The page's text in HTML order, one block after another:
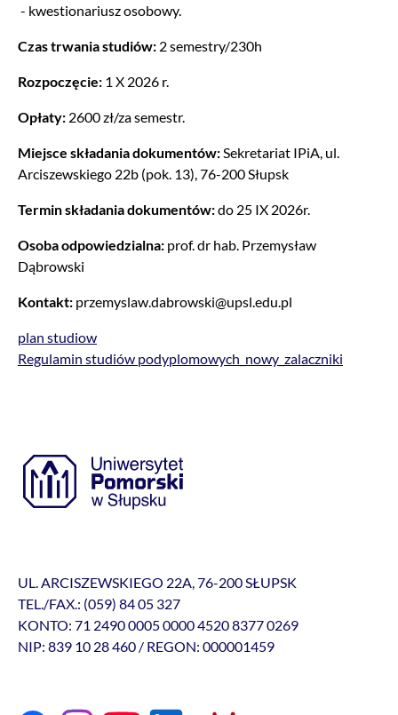
- kwestionariusz osobowy.
Czas trwania studiów: 2 semestry/230h
Rozpoczęcie: 1 X 2026 r.
Opłaty: 2600 zł/za semestr.
Miejsce składania dokumentów: Sekretariat IPiA, ul.
Arciszewskiego 22b (pok. 13), 76-200 Słupsk
Termin składania dokumentów:do 25 IX 2026r.
Osoba odpowiedzialna: prof. dr hab. Przemysław
Dąbrowski
Kontakt: przemyslaw.dabrowski@upsl.edu.pl
plan studiow
Regulamin studiów podyplomowych_nowy_zalaczniki
UL. ARCISZEWSKIEGO 22A, 76-200 SŁUPSK
TEL./FAX.: (059) 84 05 327
KONTO: 71 2490 0005 0000 4520 8377 0269
NIP: 839 10 28 460 / REGON: 000001459